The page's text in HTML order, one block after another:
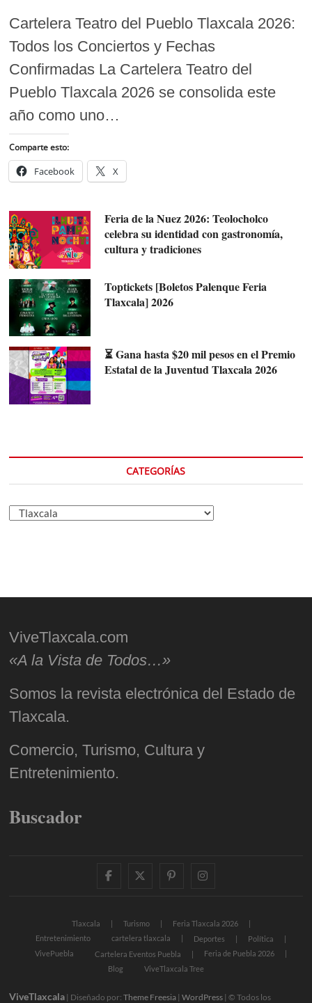
Cartelera Teatro del Pueblo Tlaxcala 2026:
Todos los Conciertos y Fechas
Confirmadas La Cartelera Teatro del
Pueblo Tlaxcala 2026 se consolida este
año como uno…
Comparte esto:
Facebook X
Feria de la Nuez 2026: Teolocholco
celebra su identidad con gastronomía,
cultura y tradiciones
Toptickets [Boletos Palenque Feria
Tlaxcala] 2026
⏳ Gana hasta $20 mil pesos en el Premio
Estatal de la Juventud Tlaxcala 2026
CATEGORÍAS
Categorías
ViveTlaxcala.com
«A la Vista de Todos…»
Somos la revista electrónica del Estado de
Tlaxcala.
Comercio, Turismo, Cultura y
Entretenimiento.
Buscador
facebooktwitter
pinterestinstagram
Tlaxcala Turismo
Feria Tlaxcala 2026
Entretenimiento
cartelera tlaxcala Deportes
Política
VivePuebla
Cartelera Eventos Puebla
Feria de Puebla 2026
Blog
ViveTlaxcala Tree
ViveTlaxcala | Diseñado por:Theme Freesia |WordPress | © Todos los